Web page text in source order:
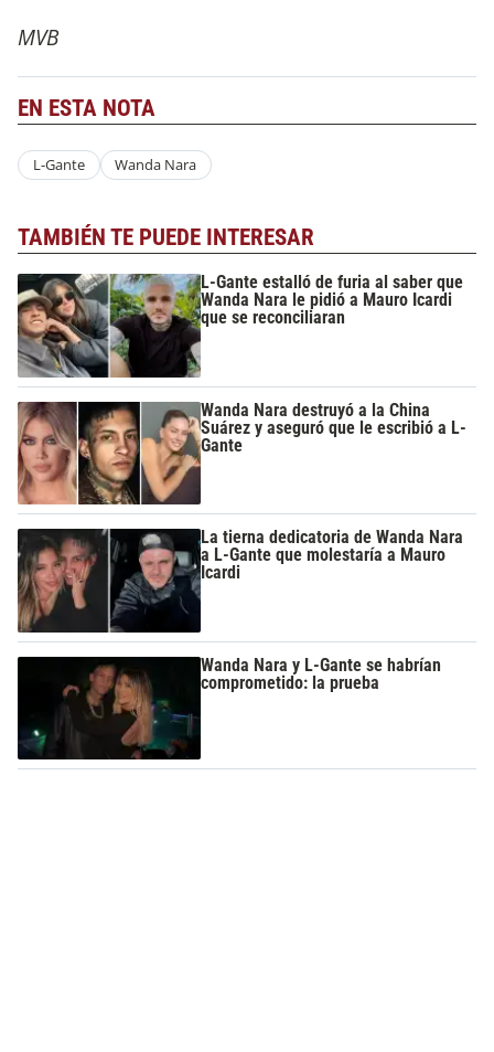
MVB
EN ESTA NOTA
L-Gante Wanda Nara
TAMBIÉN TE PUEDE INTERESAR
L-Gante estalló de furia al saber que
Wanda Nara le pidió a Mauro Icardi
que se reconciliaran
Wanda Nara destruyó a la China
Suárez y aseguró que le escribió a L-
Gante
La tierna dedicatoria de Wanda Nara
a L-Gante que molestaría a Mauro
Icardi
Wanda Nara y L-Gante se habrían
comprometido: la prueba